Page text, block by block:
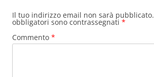
Il tuo indirizzo email non sarà pubblicato.
obbligatori sono contrassegnati *
Commento *